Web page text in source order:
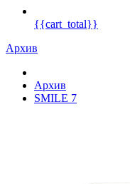
{{cart_total}}
Архив
Архив
SMILE 7